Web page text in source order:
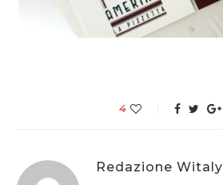
4
Redazione Witaly